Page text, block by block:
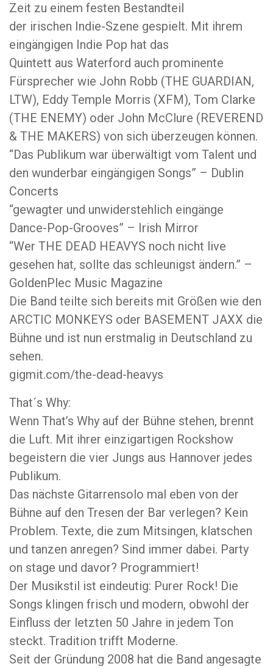
Zeit zu einem festen Bestandteil
der irischen Indie-Szene gespielt. Mit ihrem
eingängigen Indie Pop hat das
Quintett aus Waterford auch prominente
Fürsprecher wie John Robb (THE GUARDIAN,
LTW), Eddy Temple Morris (XFM), Tom Clarke
(THE ENEMY) oder John McClure (REVEREND
& THE MAKERS) von sich überzeugen können.
“Das Publikum war überwältigt vom Talent und
den wunderbar eingängigen Songs” – Dublin
Concerts
“gewagter und unwiderstehlich eingänge
Dance-Pop-Grooves” – Irish Mirror
“Wer THE DEAD HEAVYS noch nicht live
gesehen hat, sollte das schleunigst ändern.” –
GoldenPlec Music Magazine
Die Band teilte sich bereits mit Größen wie den
ARCTIC MONKEYS oder BASEMENT JAXX die
Bühne und ist nun erstmalig in Deutschland zu
sehen.
gigmit.com/the-dead-heavys
That´s Why:
Wenn That’s Why auf der Bühne stehen, brennt
die Luft. Mit ihrer einzigartigen Rockshow
begeistern die vier Jungs aus Hannover jedes
Publikum.
Das nächste Gitarrensolo mal eben von der
Bühne auf den Tresen der Bar verlegen? Kein
Problem. Texte, die zum Mitsingen, klatschen
und tanzen anregen? Sind immer dabei. Party
on stage und davor? Programmiert!
Der Musikstil ist eindeutig: Purer Rock! Die
Songs klingen frisch und modern, obwohl der
Einfluss der letzten 50 Jahre in jedem Ton
steckt. Tradition trifft Moderne.
Seit der Gründung 2008 hat die Band angesagte